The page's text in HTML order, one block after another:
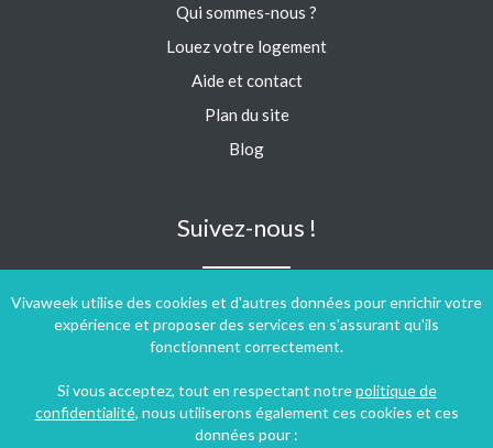
Vivaweek utilise des cookies et d'autres données pour enrichir votre
expérience et proposer des services en s'assurant qu'ils
fonctionnent correctement.
Si vous acceptez, tout en respectant notrepolitique de
confidentialité, nous utiliserons également ces cookies et ces
données pour :
Qui sommes-nous ?
Louez votre logement
Aide et contact
Plan du site
Blog
Suivez-nous !